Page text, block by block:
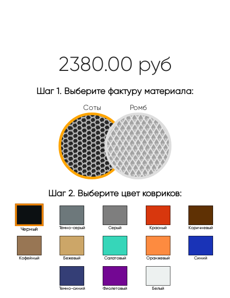
2380.00 руб
Шаг 1. Выберите фактуру материала:
Соты Ромб
Шаг 2. Выберите цвет ковриков:
Черный Тёмно-серый Серый Красный Коричневый
Кофейный Бежевый Салатовый Оранжевый Синий
Темно-синий Фиолетовый Белый